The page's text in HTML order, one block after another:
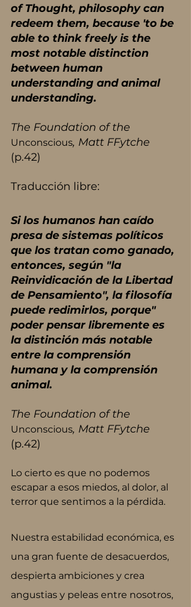
of Thought, philosophy can
redeem them, because 'to be
able to think freely is the
most notable distinction
between human
understanding and animal
understanding.
The Foundation of the
Unconscious, Matt FFytche
(p.42)
Traducción libre:
Si los humanos han caído
presa de sistemas políticos
que los tratan como ganado,
entonces, según "la
Reinvidicación de la Libertad
de Pensamiento", la filosofía
puede redimirlos, porque"
poder pensar libremente es
la distinción más notable
entre la comprensión
humana y la comprensión
animal.
The Foundation of the
Unconscious, Matt FFytche
(p.42)
Lo cierto es que no podemos
escapar a esos miedos, al dolor, al
terror que sentimos a la pérdida.
Nuestra estabilidad económica, es
una gran fuente de desacuerdos,
despierta ambiciones y crea
angustias y peleas entre nosotros,